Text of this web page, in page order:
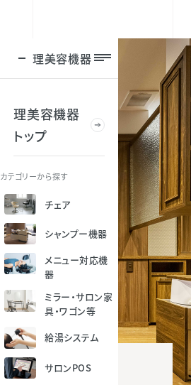
理美容機器
理美容機器
トップ
カテゴリーから探す
チェア
シャンプー機器
メニュー対応機
器
ミラー・サロン家
具・ワゴン等
給湯システム
サロンPOS
ログイン